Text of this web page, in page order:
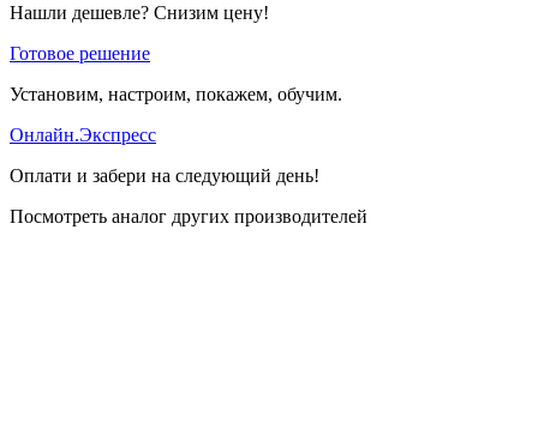
Нашли дешевле? Снизим цену!
Готовое решение
Установим, настроим, покажем, обучим.
Онлайн.Экспресс
Оплати и забери на следующий день!
Посмотреть аналог других производителей